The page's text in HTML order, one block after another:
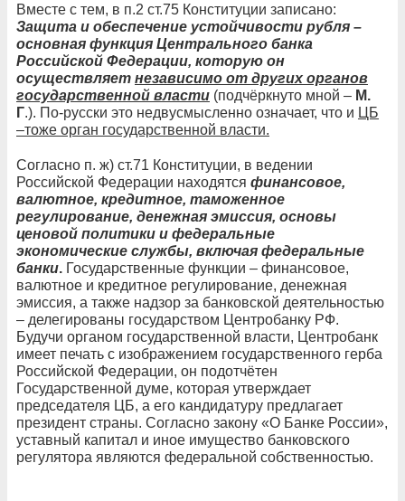
Вместе с тем, в п.2 ст.75 Конституции записано:
Защита и обеспечение устойчивости рубля –
основная функция Центрального банка
Российской Федерации, которую он
осуществляет независимо от других органов
государственной власти (подчёркнуто мной – М.
Г.). По-русски это недвусмысленно означает, что и ЦБ
–тоже орган государственной власти.
Согласно п. ж) ст.71 Конституции, в ведении
Российской Федерации находятся финансовое,
валютное, кредитное, таможенное
регулирование, денежная эмиссия, основы
ценовой политики и федеральные
экономические службы, включая федеральные
банки. Государственные функции – финансовое,
валютное и кредитное регулирование, денежная
эмиссия, а также надзор за банковской деятельностью
– делегированы государством Центробанку РФ.
Будучи органом государственной власти, Центробанк
имеет печать с изображением государственного герба
Российской Федерации, он подотчётен
Государственной думе, которая утверждает
председателя ЦБ, а его кандидатуру предлагает
президент страны. Согласно закону «О Банке России»,
уставный капитал и иное имущество банковского
регулятора являются федеральной собственностью.